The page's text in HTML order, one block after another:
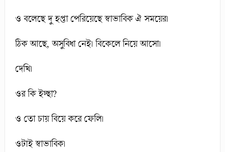
ও বলেছে দু হপ্তা পেরিয়েছে স্বাভাবিক ঐ সময়ের।
ঠিক আছে, অসুবিধা নেই। বিকেলে নিয়ে আসো।
দেখি।
ওর কি ইচ্ছা?
ও তো চায় বিয়ে করে ফেলি।
ওটাই স্বাভাবিক।